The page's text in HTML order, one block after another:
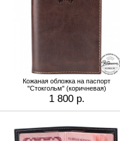
Кожаная обложка на паспорт
"Стокгольм" (коричневая)
1 800 р.